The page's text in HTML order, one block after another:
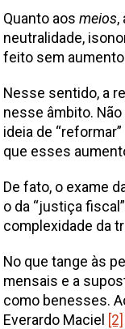
Quanto aos meios,
neutralidade,
feito sem
Nesse sentido, a
nesse âmbito.
ideia de
que esses
De fato, o exame
o da “justiça
complexidade da
No que tange às
mensais e a
como benesses.
Everardo Maciel [2]